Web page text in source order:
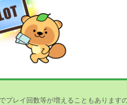
プレイ回数等が増えることもあります